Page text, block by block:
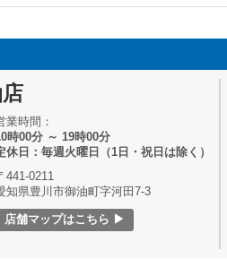
業時間：
時00分 ～ 19時00分
休日：毎週火曜日（1日・祝日は除く）
441-0211
知県豊川市御油町字河田7-3
店舗マップはこちら ▶